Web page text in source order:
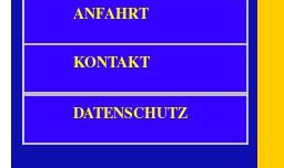
ANFAHRT
KONTAKT
DATENSCHUTZ